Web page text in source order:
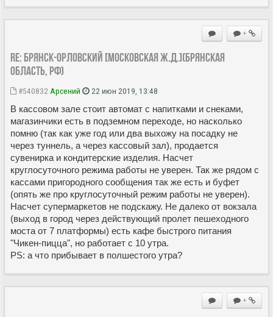
+
Re: Брянск-Орловский [Московская ж.д.](Брянская
область, РФ)
#540832 Арсений 22 июн 2019, 13:48
В кассовом зале стоит автомат с напитками и снеками,
магазинчики есть в подземном переходе, но насколько
помню (так как уже год или два выхожу на посадку не
через туннель, а через кассовый зал), продается
сувенирка и кондитерские изделия. Насчет
круглосуточного режима работы не уверен. Так же рядом с
кассами пригородного сообщения так же есть и буфет
(опять же про круглосуточный режим работы не уверен).
Насчет супермаркетов не подскажу. Не далеко от вокзала
(выход в город через действующий пролет пешеходного
моста от 7 платформы) есть кафе быстрого питания
"Чикен-пицца", но работает с 10 утра.
PS: а что прибывает в полшестого утра?
+